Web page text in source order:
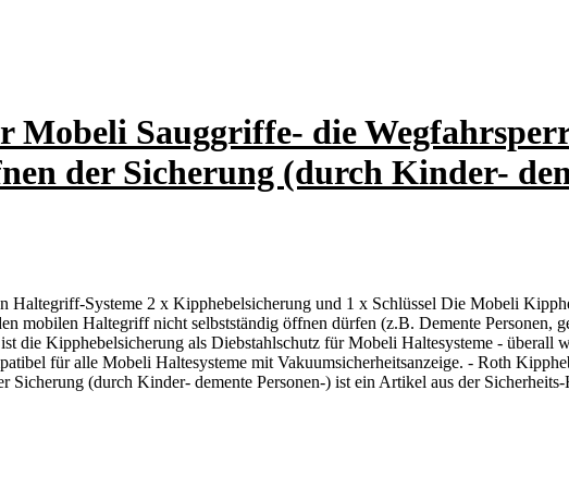
Mobeli Sauggriffe- die
der Sicherung (durch Kinder-
Systeme 2 x Kipphebelsicherung und 1 x Schlüssel Die Mobeli
mobilen Haltegriff nicht selbstständig öffnen dürfen (z.B. Demente Personen,
die Kipphebelsicherung als Diebstahlschutz für Mobeli Haltesysteme - überall
für alle Mobeli Haltesysteme mit Vakuumsicherheitsanzeige. - Roth
(durch Kinder- demente Personen-) ist ein Artikel aus der